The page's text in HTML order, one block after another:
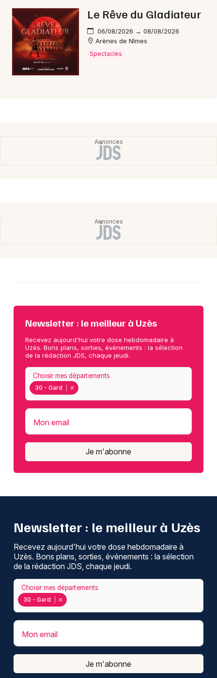
Le Rêve du Gladiateur
06/08/2026 → 08/08/2026
Arènes de Nîmes
Spectacles
Newsletter : le meilleur à Uzès
Recevez aujourd'hui votre dose hebdomadaire à
Uzès. Bons plans, sorties, événements : la sélection
de la rédaction JDS, chaque jeudi.
30 - Gard
Choisir mes départements
Mon email
Je m'abonne
Newsletter : le meilleur à Uzès
Recevez aujourd'hui votre dose hebdomadaire à
Uzès. Bons plans, sorties, événements : la sélection
de la rédaction JDS, chaque jeudi.
30 - Gard
Choisir mes départements
Mon email
Je m'abonne